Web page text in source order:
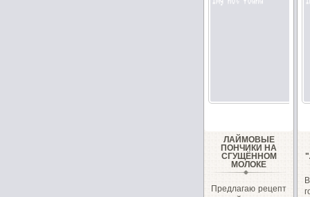
ЛАЙМОВЫЕ
ПОНЧИКИ НА
СГУЩЁННОМ
МОЛОКЕ
Предлагаю рецепт